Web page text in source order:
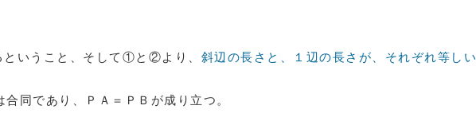
いうこと、そして①と②より、 斜辺の長さと、１辺の長さが、それぞれ等しい
同であり、ＰＡ＝ＰＢが成り立つ。